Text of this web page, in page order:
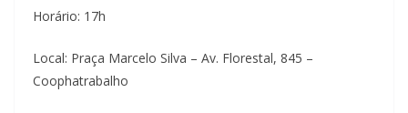
Horário: 17h
Local: Praça Marcelo Silva – Av. Florestal, 845 –
Coophatrabalho